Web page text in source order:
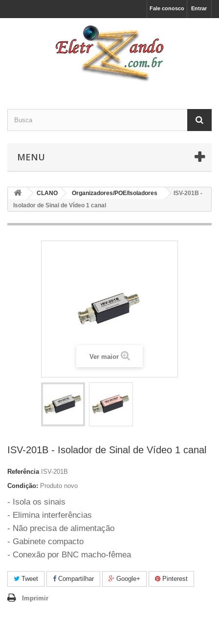
Entrar
Fale conosco
MENU
CLANO Organizadores/POE/Isoladores
ISV-201B -
Isolador de Sinal de Vídeo 1 canal
Ver maior
ISV-201B - Isolador de Sinal de Vídeo 1 canal
Referência ISV-201B
Condição: Produto novo
- Isola os sinais
- Elimina interferências
- Não precisa de alimentação
- Gabinete compacto
- Conexão por BNC macho-fêmea
Tweet Compartilhar Google+ Pinterest
Imprimir